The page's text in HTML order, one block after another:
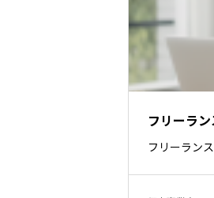
フリーラ
フリーラン